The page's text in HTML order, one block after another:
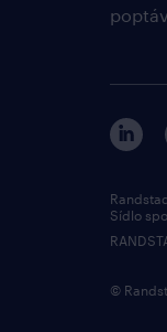
Sídlo
©